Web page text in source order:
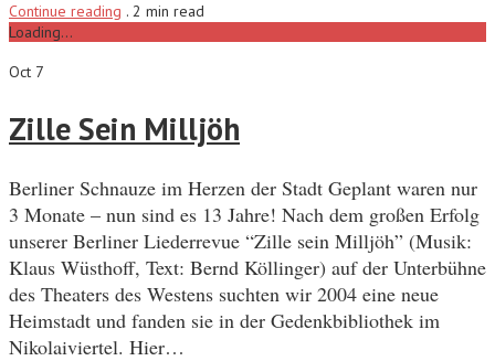
Continue reading . 2 min read
Loading...
Oct 7
Zille Sein Milljöh
Berliner Schnauze im Herzen der Stadt Geplant waren nur
3 Monate – nun sind es 13 Jahre! Nach dem großen Erfolg
unserer Berliner Liederrevue “Zille sein Milljöh” (Musik:
Klaus Wüsthoff, Text: Bernd Köllinger) auf der Unterbühne
des Theaters des Westens suchten wir 2004 eine neue
Heimstadt und fanden sie in der Gedenkbibliothek im
Nikolaiviertel. Hier…